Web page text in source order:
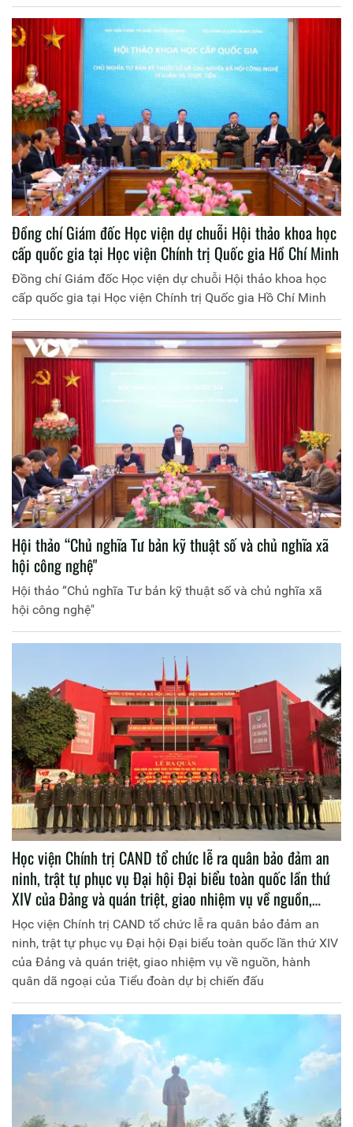
Đồng chí Giám đốc Học viện dự chuỗi Hội thảo khoa học
cấp quốc gia tại Học viện Chính trị Quốc gia Hồ Chí Minh
Đồng chí Giám đốc Học viện dự chuỗi Hội thảo khoa học
cấp quốc gia tại Học viện Chính trị Quốc gia Hồ Chí Minh
Hội thảo “Chủ nghĩa Tư bản kỹ thuật số và chủ nghĩa xã
hội công nghệ"
Hội thảo “Chủ nghĩa Tư bản kỹ thuật số và chủ nghĩa xã
hội công nghệ"
Học viện Chính trị CAND tổ chức lễ ra quân bảo đảm an
ninh, trật tự phục vụ Đại hội Đại biểu toàn quốc lần thứ
XIV của Đảng và quán triệt, giao nhiệm vụ về nguồn,
hành quân dã ngoại của Tiểu đoàn dự bị chiến đấu
Học viện Chính trị CAND tổ chức lễ ra quân bảo đảm an
ninh, trật tự phục vụ Đại hội Đại biểu toàn quốc lần thứ XIV
của Đảng và quán triệt, giao nhiệm vụ về nguồn, hành
quân dã ngoại của Tiểu đoàn dự bị chiến đấu